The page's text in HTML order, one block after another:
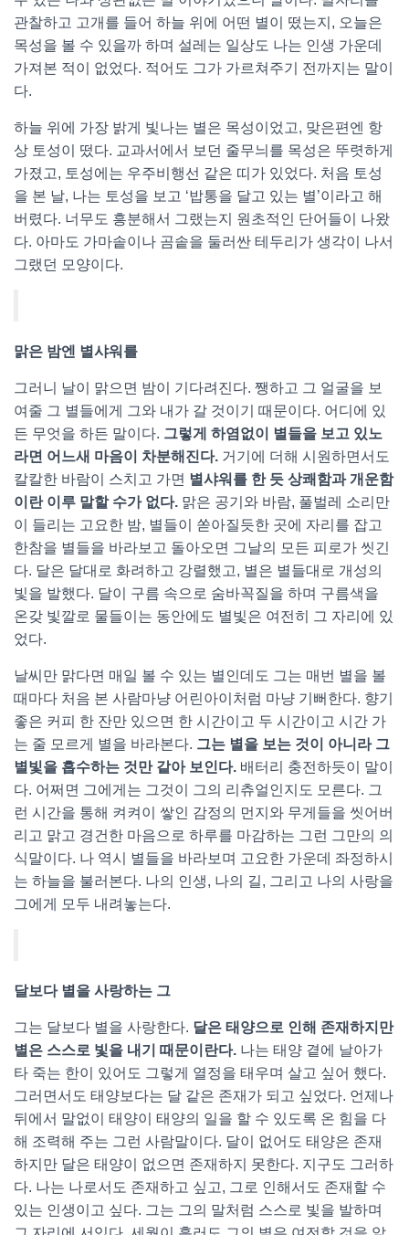
관찰하고 고개를 들어 하늘 위에 어떤 별이 떴는지, 오늘은
목성을 볼 수 있을까 하며 설레는 일상도 나는 인생 가운데
가져본 적이 없었다. 적어도 그가 가르쳐주기 전까지는 말이
다.
하늘 위에 가장 밝게 빛나는 별은 목성이었고, 맞은편엔 항
상 토성이 떴다. 교과서에서 보던 줄무늬를 목성은 뚜렷하게
가졌고, 토성에는 우주비행선 같은 띠가 있었다. 처음 토성
을 본 날, 나는 토성을 보고 ‘밥통을 달고 있는 별’이라고 해
버렸다. 너무도 흥분해서 그랬는지 원초적인 단어들이 나왔
다. 아마도 가마솥이나 곰솥을 둘러싼 테두리가 생각이 나서
그랬던 모양이다.
맑은 밤엔 별샤워를
그러니 날이 맑으면 밤이 기다려진다. 쨍하고 그 얼굴을 보
여줄 그 별들에게 그와 내가 갈 것이기 때문이다. 어디에 있
든 무엇을 하든 말이다. 그렇게 하염없이 별들을 보고 있노
라면 어느새 마음이 차분해진다. 거기에 더해 시원하면서도
칼칼한 바람이 스치고 가면 별샤워를 한 듯 상쾌함과 개운함
이란 이루 말할 수가 없다. 맑은 공기와 바람, 풀벌레 소리만
이 들리는 고요한 밤, 별들이 쏟아질듯한 곳에 자리를 잡고
한참을 별들을 바라보고 돌아오면 그날의 모든 피로가 씻긴
다. 달은 달대로 화려하고 강렬했고, 별은 별들대로 개성의
빛을 발했다. 달이 구름 속으로 숨바꼭질을 하며 구름색을
온갖 빛깔로 물들이는 동안에도 별빛은 여전히 그 자리에 있
었다.
날씨만 맑다면 매일 볼 수 있는 별인데도 그는 매번 별을 볼
때마다 처음 본 사람마냥 어린아이처럼 마냥 기뻐한다. 향기
좋은 커피 한 잔만 있으면 한 시간이고 두 시간이고 시간 가
는 줄 모르게 별을 바라본다. 그는 별을 보는 것이 아니라 그
별빛을 흡수하는 것만 같아 보인다. 배터리 충전하듯이 말이
다. 어쩌면 그에게는 그것이 그의 리츄얼인지도 모른다. 그
런 시간을 통해 켜켜이 쌓인 감정의 먼지와 무게들을 씻어버
리고 맑고 경건한 마음으로 하루를 마감하는 그런 그만의 의
식말이다. 나 역시 별들을 바라보며 고요한 가운데 좌정하시
는 하늘을 불러본다. 나의 인생, 나의 길, 그리고 나의 사랑을
그에게 모두 내려놓는다.
달보다 별을 사랑하는 그
그는 달보다 별을 사랑한다. 달은 태양으로 인해 존재하지만
별은 스스로 빛을 내기 때문이란다. 나는 태양 곁에 날아가
타 죽는 한이 있어도 그렇게 열정을 태우며 살고 싶어 했다.
그러면서도 태양보다는 달 같은 존재가 되고 싶었다. 언제나
뒤에서 말없이 태양이 태양의 일을 할 수 있도록 온 힘을 다
해 조력해 주는 그런 사람말이다. 달이 없어도 태양은 존재
하지만 달은 태양이 없으면 존재하지 못한다. 지구도 그러하
다. 나는 나로서도 존재하고 싶고, 그로 인해서도 존재할 수
있는 인생이고 싶다. 그는 그의 말처럼 스스로 빛을 발하며